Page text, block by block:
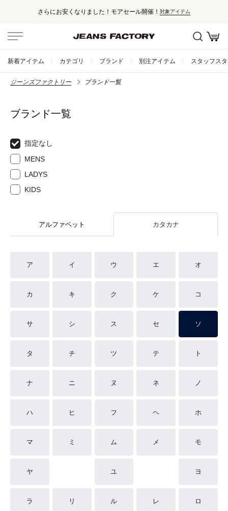
さらにお安くなりました！モアセール開催！ 対象アイテム
新着アイテム カテゴリ ブランド 別注アイテム スタッフス
ジーンズファクトリー ブランド一覧
ブランド一覧
指定なし
MENS
LADYS
KIDS
アルファベット カタカナ
ア イ ウ エ オ
カ キ ク ケ コ
サ シ ス セ ソ
タ チ ツ テ ト
ナ ニ ヌ ネ ノ
ハ ヒ フ ヘ ホ
マ ミ ム メ モ
ヤ ユ ヨ
ラ リ ル レ ロ